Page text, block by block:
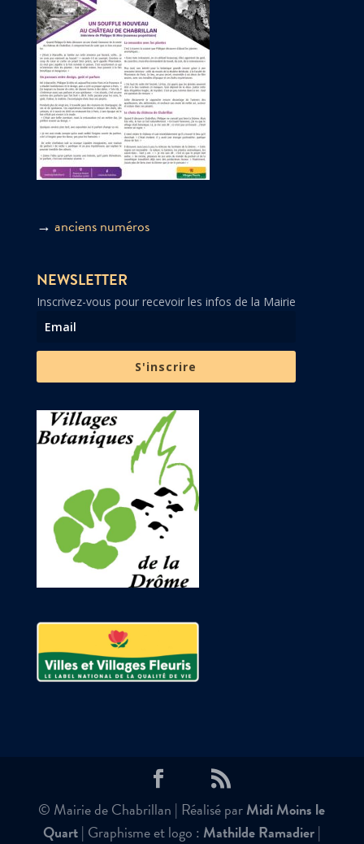
→ anciens numéros
NEWSLETTER
Inscrivez-vous pour recevoir les infos de la Mairie
S'inscrire
© Mairie de Chabrillan | Réalisé parMidi Moins le
Quart| Graphisme et logo : Mathilde Ramadier|